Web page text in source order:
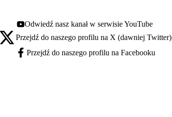
Youtube - otwiera się w nowej karcie
Odwiedź nasz kanał w serwisie YouTube
X - otwiera się w nowej karcie
Przejdź do naszego profilu na X (dawniej Twitter)
Facebook - otwiera się w nowej karcie
Przejdź do naszego profilu na Facebooku